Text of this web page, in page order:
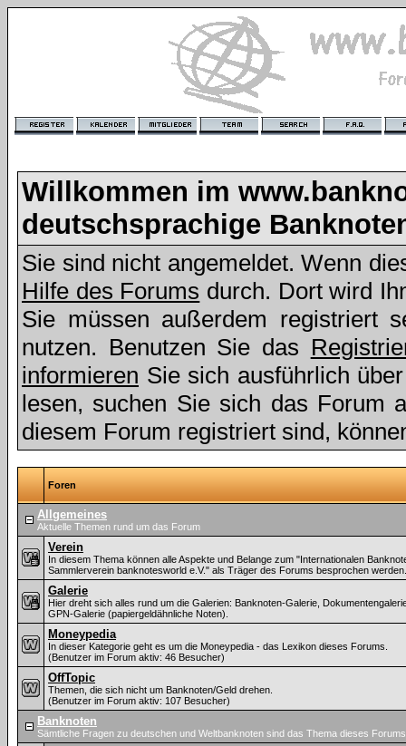
Willkommen im
deutschsprachige
Sie sind nicht angemeldet. Wenn
Hilfe des Forums durch. Dort wird
Sie müssen außerdem registriert
nutzen. Benutzen Sie das
informieren Sie sich ausführlich
lesen, suchen Sie sich das Forum
diesem Forum registriert sind,
Foren
Allgemeines
Aktuelle Themen rund um das Forum
Verein
In diesem Thema können alle Aspekte und Belange zum "Internationalen
Sammlerverein banknotesworld e.V." als Träger des Forums besprochen werden.
Galerie
Hier dreht sich alles rund um die Galerien: Banknoten-Galerie,
GPN-Galerie (papiergeldähnliche Noten).
Moneypedia
In dieser Kategorie geht es um die Moneypedia - das Lexikon dieses Forums.
(Benutzer im Forum aktiv: 46 Besucher)
OffTopic
Themen, die sich nicht um Banknoten/Geld drehen.
(Benutzer im Forum aktiv: 107 Besucher)
Banknoten
Sämtliche Fragen zu deutschen und Weltbanknoten sind das Thema dieses